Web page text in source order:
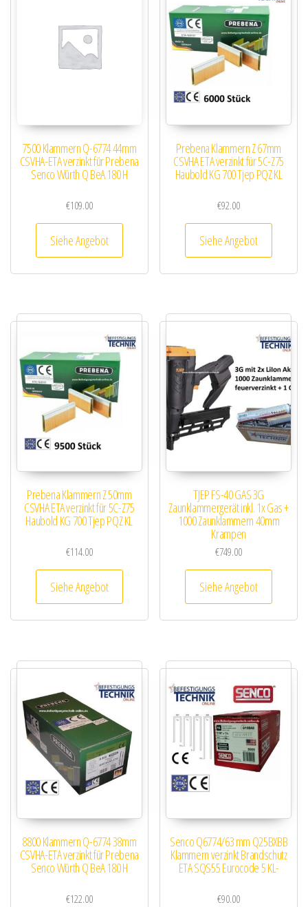
7500 Klammern Q-6774 44mm
CSVHA-ETA verzinkt für Prebena
Senco Würth Q BeA 180 H
€109.00
Siehe Angebot
Prebena Klammern Z 67mm
CSVHA ETA verzinkt für 5C-Z75
Haubold KG 700 Tjep PQZ KL
€92.00
Siehe Angebot
Prebena Klammern Z 50mm
CSVHA ETA verzinkt für 5C-Z75
Haubold KG 700 Tjep PQZ KL
€114.00
Siehe Angebot
TJEP FS-40 GAS 3G
Zaunklammergerät inkl. 1x Gas +
1000 Zaunklammern 40mm
Krampen
€749.00
Siehe Angebot
8800 Klammern Q-6774 38mm
CSVHA-ETA verzinkt für Prebena
Senco Würth Q BeA 180 H
€122.00
Senco Q6774/63 mm Q25BXBB
Klammern verzinkt Brandschutz
ETA SQS55 Eurocode 5 KL-
€90.00